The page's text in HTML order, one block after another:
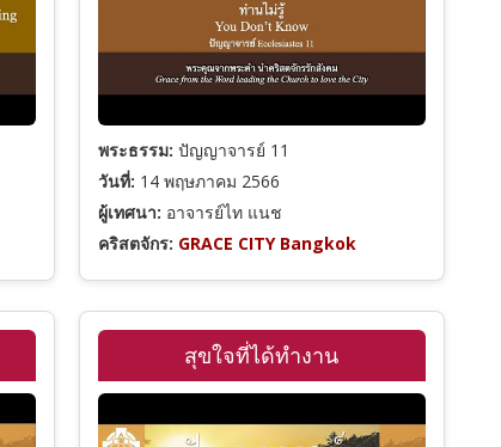
พระธรรม: ปัญญาจารย์ 11
วันที่: 14 พฤษภาคม 2566
ผู้เทศนา: อาจารย์ไท แนช
คริสตจักร: GRACE CITY Bangkok
สุขใจที่ได้ทำงาน